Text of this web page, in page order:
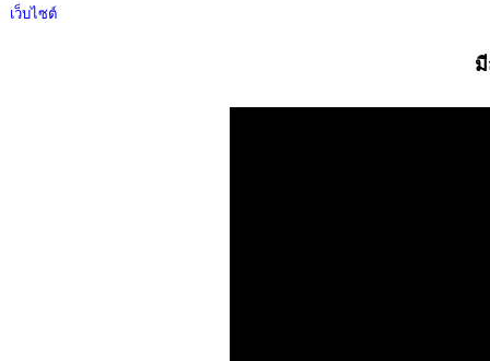
เว็บไซต์